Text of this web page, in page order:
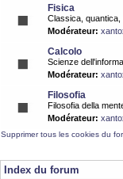
Fisica
Classica, quantica,
Modérateur:
Calcolo
Scienze
Modérateur:
Filosofia
Filosofia della
Modérateur:
Supprimer tous les cookies du
Index du forum